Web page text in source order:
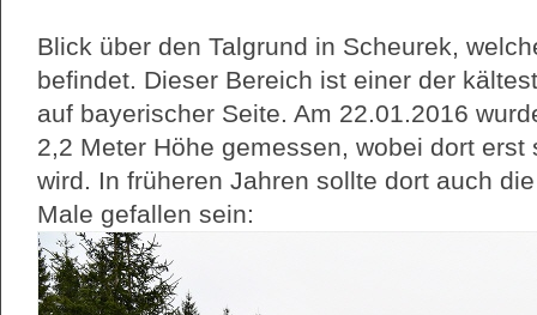
Blick über den Talgrund in Scheurek,
befindet. Dieser Bereich ist einer der
auf bayerischer Seite. Am 22.01.2016
2,2 Meter Höhe gemessen, wobei dort
wird. In früheren Jahren sollte dort auch
Male gefallen sein: